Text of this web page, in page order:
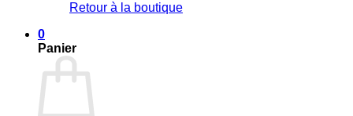
Retour à la boutique
0
Panier